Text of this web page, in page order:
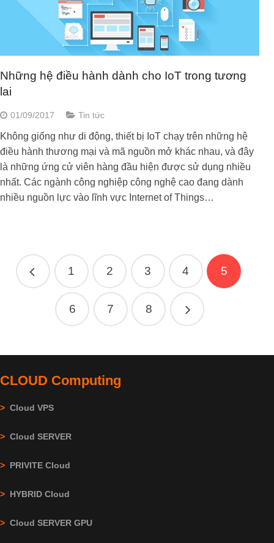
Những hệ điều hành dành cho IoT trong tương
lai
01/09/2017 Tin tức
Không giống như di động, thiết bị IoT chạy trên những hệ
điều hành thương mại và mã nguồn mở khác nhau, và đây
là những ứng cử viên hàng đầu hiện được sử dụng nhiều
nhất. Các ngành công nghiệp công nghệ cao đang dành
nhiều nguồn lực vào lĩnh vực Internet of Things…
1 2 3 4 5
6 7 8
CLOUD Computing
> Cloud VPS
> Cloud SERVER
> PRIVITE Cloud
> HYBRID Cloud
> Cloud SERVER GPU